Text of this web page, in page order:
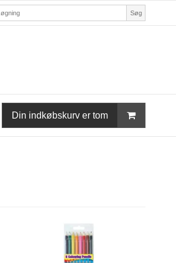
Søg
Din indkøbskurv er tom